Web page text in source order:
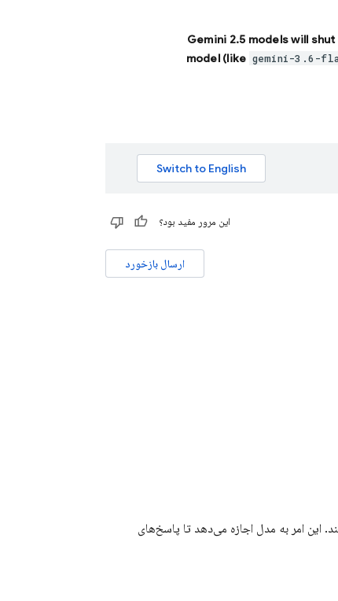
Gemini 2.5 models will shut
model (like gemini-3.6-
این مرور مفید بود؟
ارسال بازخورد
این امر به مدل اجازه می‌دهد تا پاسخ‌های